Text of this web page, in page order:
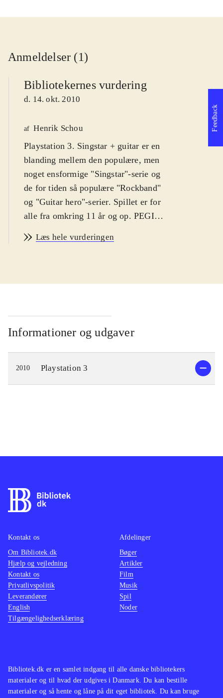
Anmeldelser (1)
Bibliotekernes vurdering
d. 14. okt. 2010
af Henrik Schou
Playstation 3. Singstar + guitar er en
blanding mellem den populære, men
noget ensformige "Singstar"-serie og
de for tiden så populære "Rockband"
og "Guitar hero"-serier. Spillet er for
alle fra omkring 11 år og op. PEGI
Spillet kombinerer det klassiske
tonen i den sang, der spilles på
den populære "Guitar hero"-serie.
Nærmere bestemt kombineres sang
og guitarspil, således at en eller to
spillere kan synge teksten, mens en
anden spiller kan anvende en
guitarcontroller og spille guitar til
godt den syngende spiller rammer
tonerne, mens den højre side af
spor, der viser hvilke knapper på
guitarcontrolleren man skal holde
inde. Systemet fungerer ganske godt
og kan arbejde sammen med de fleste
PS3-guitarer
Singstar + guitar er en simpel udgave
af "Guitar hero" og "Rockband", der
der er i dette spil og desuden på både
bas og trommer .
Læs hele vurderingen
Informationer og udgaver
2010 Playstation 3
Feedback
Bibliotek.dk er en samlet indgang til alle danske bibliotekers
materialer og til hvad der udgives i Danmark. Du kan bestille
materialer og så hente og låne på dit eget bibliotek. Du kan bruge
Kontakt os
Om Bibliotek.dk
Hjælp og vejledning
Kontakt os
Privatlivspolitik
Leverandører
English
Tilgængelighedserklæring
Afdelinger
Bøger
Artikler
Film
Musik
Spil
Noder